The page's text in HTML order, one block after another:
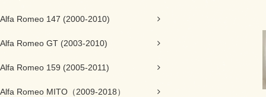
Alfa Romeo 147 (2000-2010)
Alfa Romeo GT (2003-2010)
Alfa Romeo 159 (2005-2011)
Alfa Romeo MITO（2009-2018）